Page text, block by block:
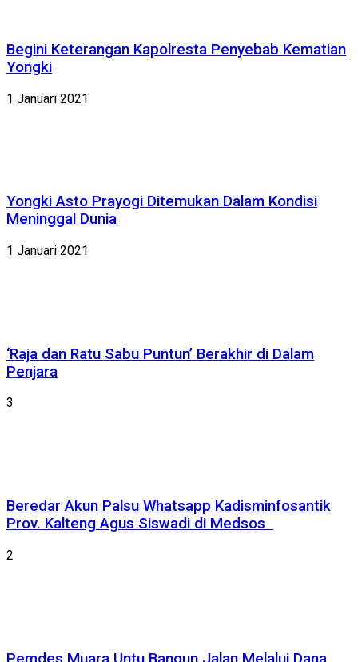
Begini Keterangan Kapolresta Penyebab Kematian
Yongki
1 Januari 2021
Yongki Asto Prayogi Ditemukan Dalam Kondisi
Meninggal Dunia
1 Januari 2021
‘Raja dan Ratu Sabu Puntun’ Berakhir di Dalam
Penjara
3
Beredar Akun Palsu Whatsapp Kadisminfosantik
Prov. Kalteng Agus Siswadi di Medsos
2